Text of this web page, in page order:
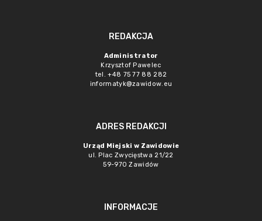
REDAKCJA
Administrator
Krzysztof Pawelec
tel. +48 75 77 88 282
informatyk@zawidow.eu
ADRES REDAKCJI
Urząd Miejski w Zawidowie
ul. Plac Zwycięstwa 21/22
59-970 Zawidów
INFORMACJE